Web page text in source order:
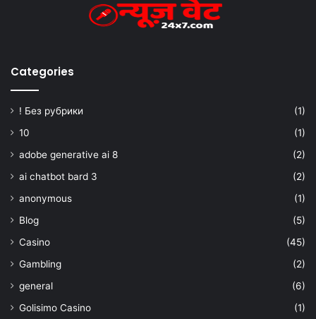
Categories
! Без рубрики
(1)
10
(1)
adobe generative ai 8
(2)
ai chatbot bard 3
(2)
anonymous
(1)
Blog
(5)
Casino
(45)
Gambling
(2)
general
(6)
Golisimo Casino
(1)